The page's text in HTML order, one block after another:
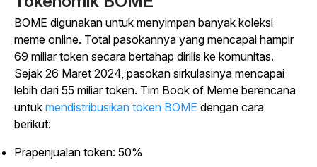
BOME digunakan untuk menyimpan banyak koleksi
meme online. Total pasokannya yang mencapai hampir
69 miliar token secara bertahap dirilis ke komunitas.
Sejak 26 Maret 2024, pasokan sirkulasinya mencapai
lebih dari 55 miliar token. Tim Book of Meme berencana
untuk mendistribusikan token BOME dengan cara
berikut:
Prapenjualan token: 50%